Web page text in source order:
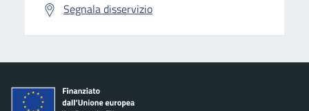
Segnala disservizio